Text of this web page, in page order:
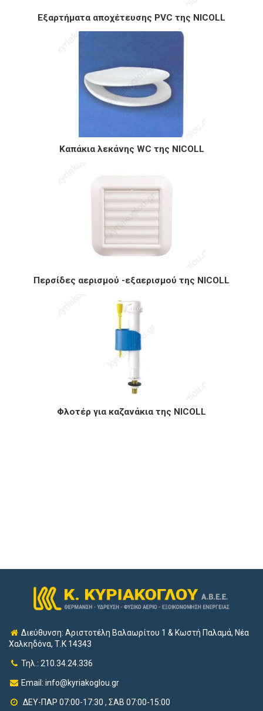
Εξαρτήματα αποχέτευσης PVC της NICOLL
Καπάκια λεκάνης WC της NICOLL
Περσίδες αερισμού -εξαερισμού της NICOLL
Φλοτέρ για καζανάκια της NICOLL
Διεύθυνση: Αριστοτέλη Βαλαωρίτου 1 & Κωστή Παλαμά, Νέα
Χαλκηδόνα, Τ.Κ 14343
Τηλ.: 210.34.24.336
Email: info@kyriakoglou.gr
ΔΕΥ-ΠΑΡ 07:00-17:30 , ΣΑΒ 07:00-15:00